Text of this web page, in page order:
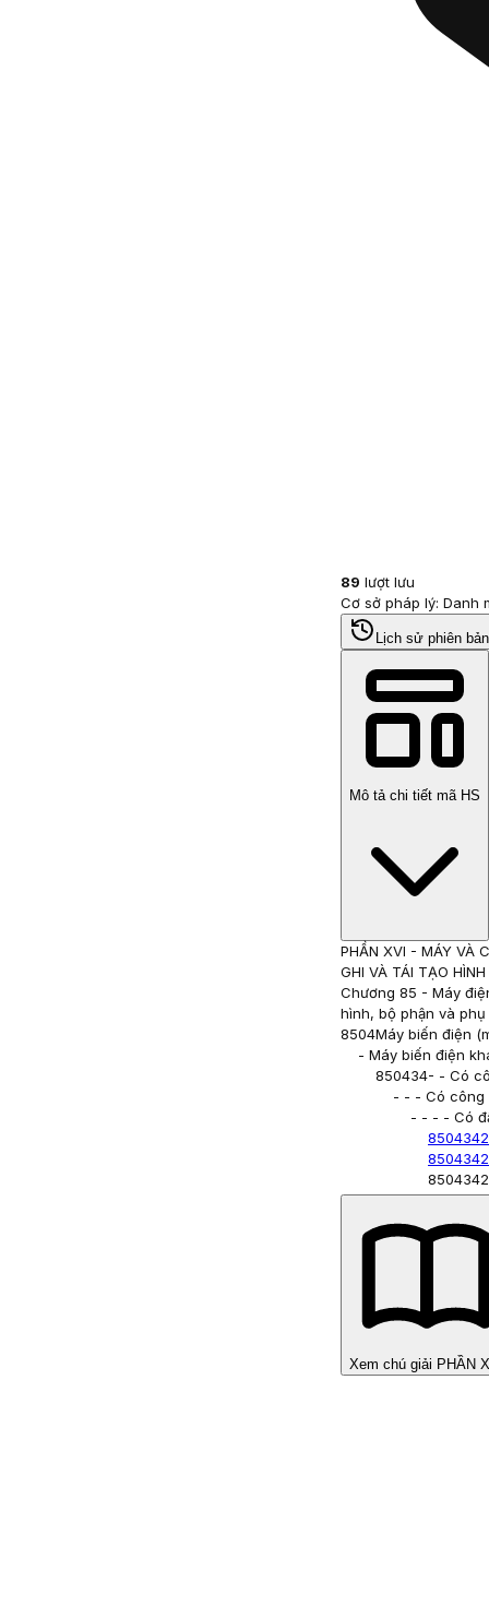
89 lượt lưu
Cơ sở pháp lý: Danh
Lịch sử phiên
Mô tả chi tiết mã HS
PHẦN XVI - MÁY VÀ
GHI VÀ TÁI TẠO
Chương 85 - Máy
hình, bộ phận và
8504Máy biến điện
- Máy biến điện
850434- - Có
- - - Có công
- - - - Có
Xem chú giải PHẦN